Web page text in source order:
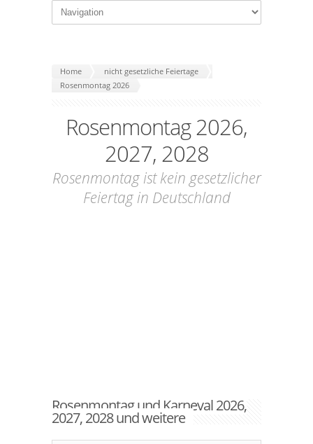
Home
nicht gesetzliche Feiertage
Rosenmontag 2026
Rosenmontag 2026,
2027, 2028
Rosenmontag ist kein gesetzlicher
Feiertag in Deutschland
Rosenmontag und Karneval 2026,
2027, 2028 und weitere